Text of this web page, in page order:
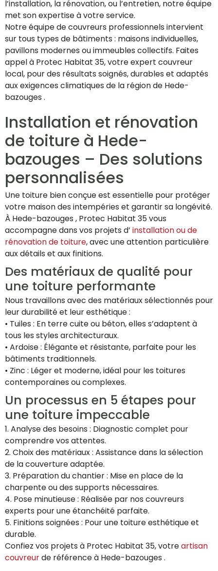
l’installation, la rénovation, ou l’entretien, notre équipe
met son expertise à votre service.
Notre équipe de couvreurs professionnels intervient
sur tous types de bâtiments : maisons individuelles,
pavillons modernes ou immeubles collectifs. Faites
appel à Protec Habitat 35, votre expert couvreur
local, pour des résultats soignés, durables et adaptés
aux exigences climatiques de la région de Hede-
bazouges .
Installation et rénovation
de toiture à Hede-
bazouges – Des solutions
personnalisées
Une toiture bien conçue est essentielle pour protéger
votre maison des intempéries et garantir sa longévité.
À Hede-bazouges , Protec Habitat 35 vous
accompagne dans vos projets d’ installation ou de
rénovation de toiture, avec une attention particulière
aux détails et aux finitions.
Des matériaux de qualité pour
une toiture performante
Nous travaillons avec des matériaux sélectionnés pour
leur durabilité et leur esthétique :
• Tuiles : En terre cuite ou béton, elles s’adaptent à
tous les styles architecturaux.
• Ardoise : Élégante et résistante, parfaite pour les
bâtiments traditionnels.
• Zinc : Léger et moderne, idéal pour les toitures
contemporaines ou complexes.
Un processus en 5 étapes pour
une toiture impeccable
1. Analyse des besoins : Diagnostic complet pour
comprendre vos attentes.
2. Choix des matériaux : Assistance dans la sélection
de la couverture adaptée.
3. Préparation du chantier : Mise en place de la
charpente ou des supports nécessaires.
4. Pose minutieuse : Réalisée par nos couvreurs
experts pour une étanchéité parfaite.
5. Finitions soignées : Pour une toiture esthétique et
durable.
Confiez vos projets à Protec Habitat 35, votreartisan
couvreurde référence à Hede-bazouges .